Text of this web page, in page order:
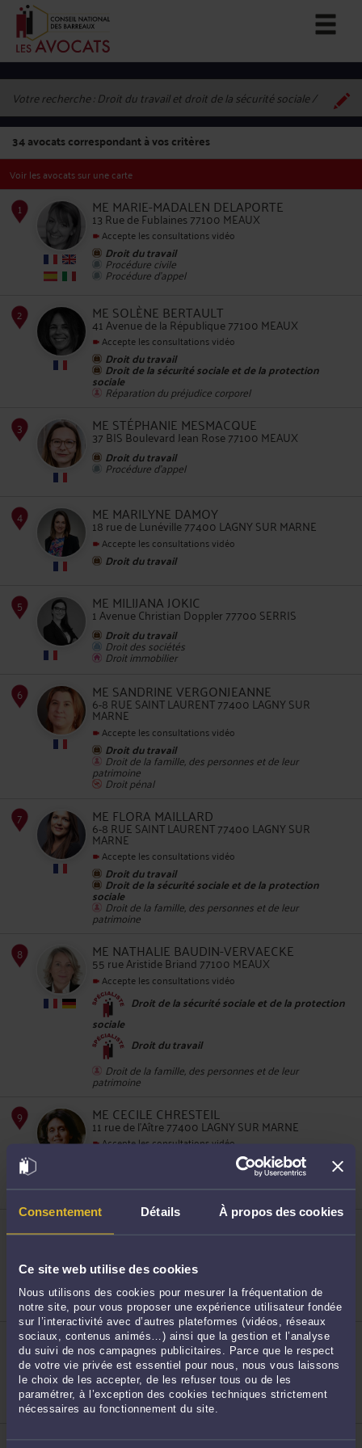
Consentement Détails À propos des cookies
Ce site web utilise des cookies
Nous utilisons des cookies pour mesurer la fréquentation de
notre site, pour vous proposer une expérience utilisateur fondée
sur l’interactivité avec d’autres plateformes (vidéos, réseaux
sociaux, contenus animés…) ainsi que la gestion et l’analyse
du suivi de nos campagnes publicitaires. Parce que le respect
de votre vie privée est essentiel pour nous, nous vous laissons
le choix de les accepter, de les refuser tous ou de les
paramétrer, à l’exception des cookies techniques strictement
nécessaires au fonctionnement du site.
Votre recherche :Droit du travail et droit de la sécurité sociale
34avocats correspondant à vos critères
Voir les avocats sur une carte
ME MARIE-MADALEN DELAPORTE
13 Rue de Fublaines 77100 MEAUX
Accepte les consultations vidéo
Droit du travail
Procédure civile
Procédure d'appel
ME SOLÈNE BERTAULT
41 Avenue de la République 77100 MEAUX
Accepte les consultations vidéo
Droit du travail
Droit de la sécurité sociale et de la protection
sociale
Réparation du préjudice corporel
3
ME STÉPHANIE MESMACQUE
37 BIS Boulevard Jean Rose 77100 MEAUX
Droit du travail
Procédure d'appel
ME MARILYNE DAMOY
18 rue de Lunéville 77400 LAGNY SUR MARNE
Accepte les consultations vidéo
Droit du travail
ME MILIJANA JOKIC
1 Avenue Christian Doppler 77700 SERRIS
Droit du travail
Droit des sociétés
Droit immobilier
ME SANDRINE VERGONJEANNE
6-8 RUE SAINT LAURENT 77400 LAGNY SUR
MARNE
Accepte les consultations vidéo
Droit du travail
Droit de la famille, des personnes et de leur
patrimoine
Droit pénal
ME FLORA MAILLARD
6-8 RUE SAINT LAURENT 77400 LAGNY SUR
MARNE
Accepte les consultations vidéo
Droit du travail
Droit de la sécurité sociale et de la protection
sociale
Droit de la famille, des personnes et de leur
patrimoine
8
ME NATHALIE BAUDIN-VERVAECKE
55 rue Aristide Briand 77100 MEAUX
Accepte les consultations vidéo
Droit de la sécurité sociale et de la protection
sociale
Droit du travail
Droit de la famille, des personnes et de leur
patrimoine
9
ME CECILE CHRESTEIL
11 rue de l'Aître 77400 LAGNY SUR MARNE
Accepte les consultations vidéo
Droit de la famille, des personnes et de leur
patrimoine
6 Avenue Gabriel 77500 CHELLES
Droit du travail
Droit de la famille, des personnes et de leur
patrimoine
Fonction publique
ME BENOIT ALBERT
55 rue Aristide Briand 77100 MEAUX
Accepte les consultations vidéo
Droit du travail
Droit du crédit et de la consommation
Procédure civile
ME FANNY MARNEAU